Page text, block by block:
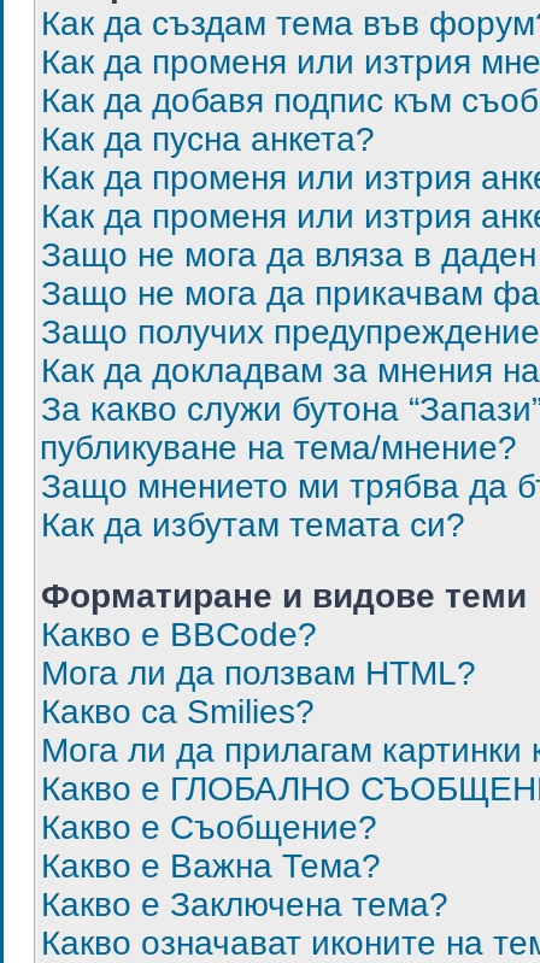
Как да създам тема във
Как да променя или изтрия
Как да добавя подпис към
Как да пусна анкета?
Как да променя или изтрия
Как да променя или изтрия
Защо не мога да вляза в
Защо не мога да прикачвам
Защо получих
Как да докладвам за мнения
За какво служи бутона
публикуване на тема/мнение?
Защо мнението ми трябва да
Как да избутам темата си?
Форматиране и видове теми
Какво е BBCode?
Мога ли да ползвам HTML?
Какво са Smilies?
Мога ли да прилагам
Какво е ГЛОБАЛНО
Какво е Съобщение?
Какво е Важна Тема?
Какво е Заключена тема?
Какво означават иконите на